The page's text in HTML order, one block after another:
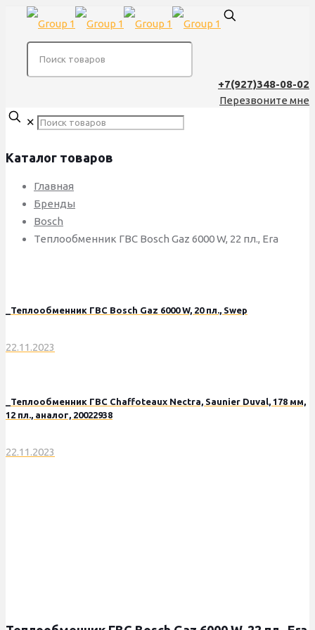
+7(927)348-08-02
Перезвоните мне
✕
Каталог товаров
Главная
Бренды
Bosch
Теплообменник ГВС Bosch Gaz 6000 W, 22 пл., Era
_Теплообменник ГВС Bosch Gaz 6000 W, 20 пл., Swep
22.11.2023
_Теплообменник ГВС Chaffoteaux Nectra, Saunier Duval, 178 мм,
12 пл., аналог, 20022938
22.11.2023